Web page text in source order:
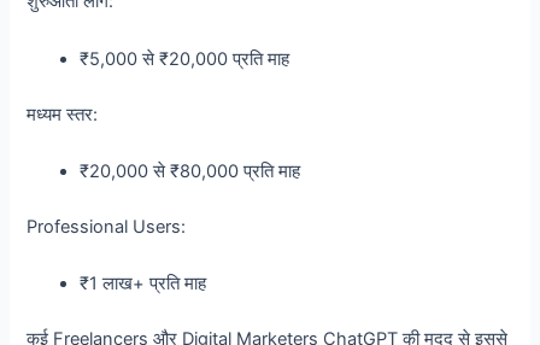
₹5,000 से ₹20,000 प्रति माह
मध्यम स्तर:
₹20,000 से ₹80,000 प्रति माह
Professional Users:
₹1 लाख+ प्रति माह
कई Freelancers और Digital Marketers ChatGPT की मदद से इससे